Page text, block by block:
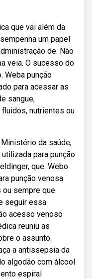
que vai além da
um papel
de. Não
veia. O sucesso do
Weba punção
para acessar as
sangue,
nutrientes ou
da saúde,
para punção
que. Webo
punção venosa
ou sempre que
seguir essa.
acesso venoso
reuniu as
o assunto.
a antissepsia da
algodão com álcool
espiral